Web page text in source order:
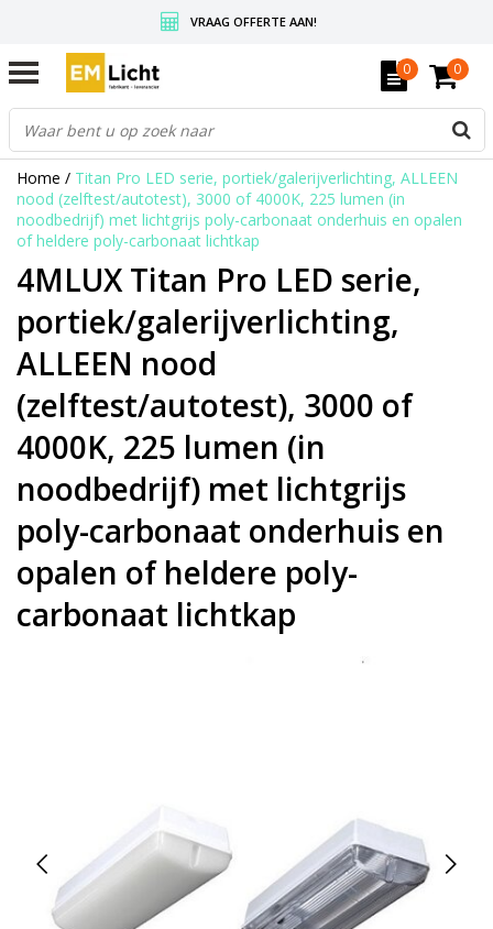
VRAAG OFFERTE AAN!
GRATIS VERZENDING BOVEN DE € 350,-
WEDERVERKOPERS KRIJGEN ALTIJD KORTING, INFORMEER!
0 0
Home / Titan Pro LED serie, portiek/galerijverlichting, ALLEEN
nood (zelftest/autotest), 3000 of 4000K, 225 lumen (in
noodbedrijf) met lichtgrijs poly-carbonaat onderhuis en opalen
of heldere poly-carbonaat lichtkap
4MLUX Titan Pro LED serie,
portiek/galerijverlichting,
ALLEEN nood
(zelftest/autotest), 3000 of
4000K, 225 lumen (in
noodbedrijf) met lichtgrijs
poly-carbonaat onderhuis en
opalen of heldere poly-
carbonaat lichtkap